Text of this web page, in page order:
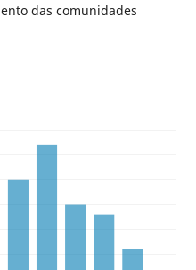
das comunidades